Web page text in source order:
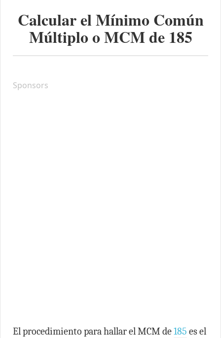
Calcular el Mínimo Común
Múltiplo o MCM de 185
Sponsors
El procedimiento para hallar el MCM de185 es el